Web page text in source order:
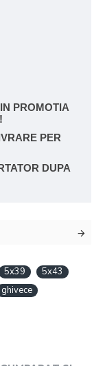
PROMOTIA
PER
DUPA
5x39
5x43
ghivece